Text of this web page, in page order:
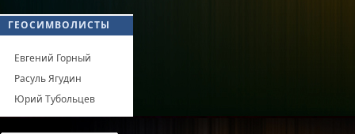
ГЕОСИМВОЛИСТЫ
Евгений Горный
Расуль Ягудин
Юрий Тубольцев